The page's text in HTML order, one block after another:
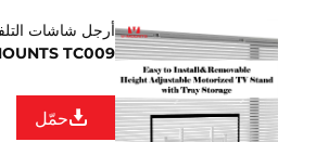
TC009
حمّل